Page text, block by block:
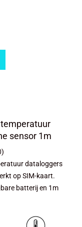
temperatuur
sensor 1m
dataloggers
op SIM-kaart.
batterij en 1m